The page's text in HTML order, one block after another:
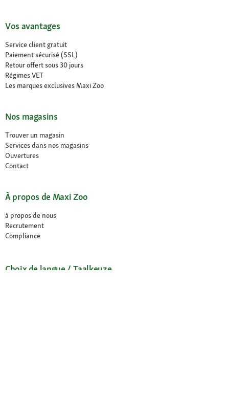
Vos avantages
Service client gratuit
Paiement sécurisé (SSL)
Retour offert sous 30 jours
Régimes VET
Les marques exclusives Maxi Zoo
Nos magasins
Trouver un magasin
Services dans nos magasins
Ouvertures
Contact
À propos de Maxi Zoo
à propos de nous
Recrutement
Compliance
Choix de langue / Taalkeuze